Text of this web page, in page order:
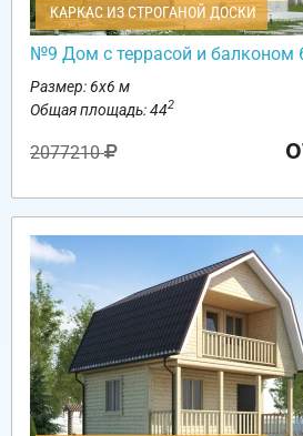
КАРКАС ИЗ СТРОГАНОЙ ДОСКИ
№9 Дом с террасой и балконом
Размер: 6х6 м
Общая площадь: 442
2077210